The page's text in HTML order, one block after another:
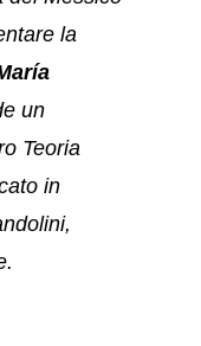
la
un
Teoria
in